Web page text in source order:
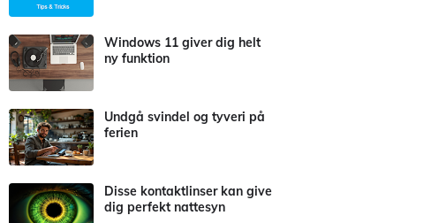
Windows 11 giver dig helt
ny funktion
Undgå svindel og tyveri på
ferien
Disse kontaktlinser kan give
dig perfekt nattesyn